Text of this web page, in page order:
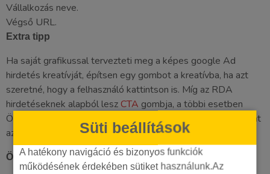
Süti beállítások
A hatékony navigáció és bizonyos funkciók
működésének érdekében sütiket használunk.Az
Vállalkozás neve.
Végső URL.
Extra tipp
Ha saját grafikussal tervezteti meg a képes google Ad
hirdetés kreatívját, építsen egy gombot a kreatívba, ha azt
szeretné, hogy a felhasználó kattintson is. Míg az RDA
hirdetéseknek alapból leszCTA gombja, a többi esetben
Önnek kell erről gondoskodnia. Nem muszáj, de a tapasztalat
azt mutatja, hogy hasznos, ha van.
Összefoglalás: